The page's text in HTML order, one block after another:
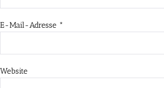
E-Mail-Adresse *
Website